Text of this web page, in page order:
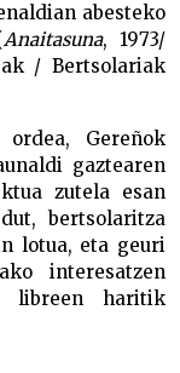
abesteko
Anaitasuna, 1973/
/ Bertsolariak
Gereñok
gaztearen
zutela esan
bertsolaritza
lotua, eta geuri
interesatzen
libreen haritik